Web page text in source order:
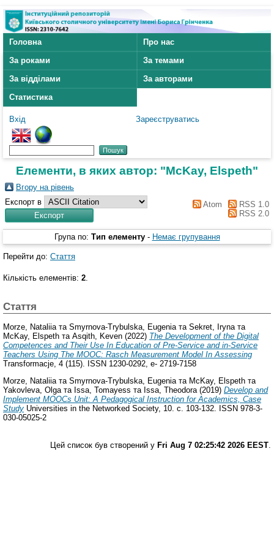
Головна
Про нас
За роками
За темами
За відділами
За авторами
Статистика
Вхід Зареєструватись
Елементи, в яких автор: "McKay, Elspeth"
Вгору на рівень
Експорт в
Atom
RSS 1.0
RSS 2.0
Група по: Тип елементу - Немає групування
Перейти до: Стаття
Кількість елементів: 2.
Стаття
Morze, Nataliia та Smyrnova-Trybulska, Eugenia та Sekret, Iryna та
McKay, Elspeth та Asqith, Keven (2022) The Development of the Digital
Competences and Their Use In Education of Pre-Service and in-Service
Teachers Using The MOOC: Rasch Measurement Model In Assessing
Transformacje, 4 (115). ISSN 1230-0292, e- 2719-7158
Morze, Nataliia та Smyrnova-Trybulska, Eugenia та McKay, Elspeth та
Yakovleva, Olga та Issa, Tomayess та Issa, Theodora (2019) Develop and
Implement MOOCs Unit: A Pedagogical Instruction for Academics, Case
Study Universities in the Networked Society, 10. с. 103-132. ISSN 978-3-
030-05025-2
Цей список був створений у Fri Aug 7 02:25:42 2026 EEST